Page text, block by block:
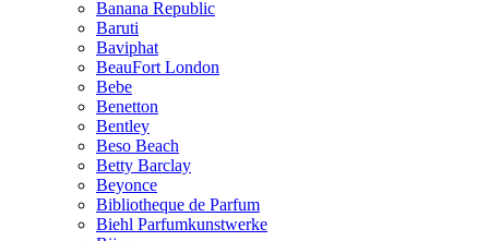
Banana Republic
Baruti
Baviphat
BeauFort London
Bebe
Benetton
Bentley
Beso Beach
Betty Barclay
Beyonce
Bibliotheque de Parfum
Biehl Parfumkunstwerke